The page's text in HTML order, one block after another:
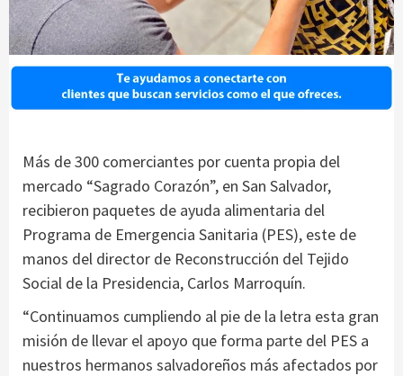
Más de 300 comerciantes por cuenta propia del
mercado “Sagrado Corazón”, en San Salvador,
recibieron paquetes de ayuda alimentaria del
Programa de Emergencia Sanitaria (PES), este de
manos del director de Reconstrucción del Tejido
Social de la Presidencia, Carlos Marroquín.
“Continuamos cumpliendo al pie de la letra esta gran
misión de llevar el apoyo que forma parte del PES a
nuestros hermanos salvadoreños más afectados por